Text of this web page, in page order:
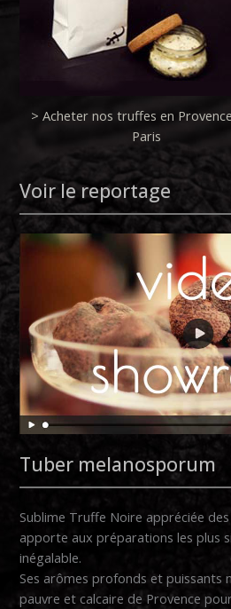
> Acheter nos truffes en
Paris
Voir le reportage
Tuber melanosporum
Sublime Truffe Noire appréciée
apporte aux préparations les plus
inégalable.
Ses arômes profonds et puissants
pauvre et calcaire de Provence